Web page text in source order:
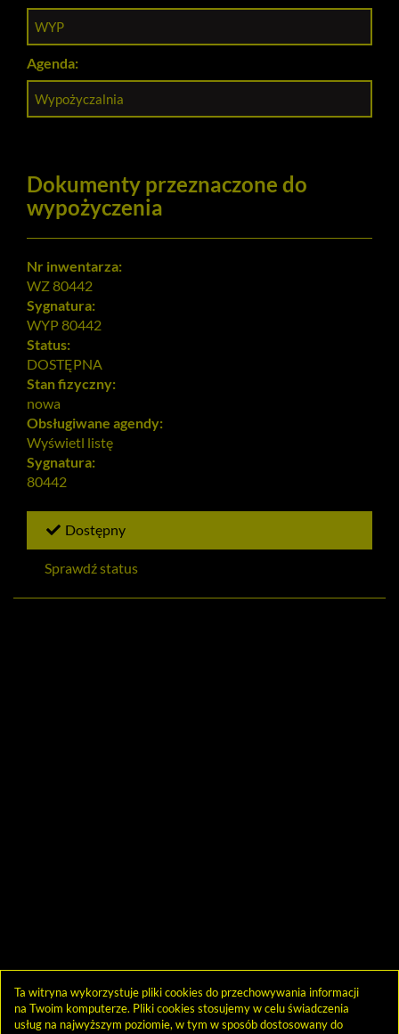
WYP
Agenda:
Wypożyczalnia
Dokumenty przeznaczone do
wypożyczenia
Nr inwentarza:
WZ 80442
Sygnatura:
WYP 80442
Status:
DOSTĘPNA
Stan fizyczny:
nowa
Obsługiwane agendy:
Wyświetl listę
Sygnatura:
80442
Dostępny
Sprawdź status
Ta witryna wykorzystuje pliki cookies do przechowywania informacji
na Twoim komputerze. Pliki cookies stosujemy w celu świadczenia
usług na najwyższym poziomie, w tym w sposób dostosowany do